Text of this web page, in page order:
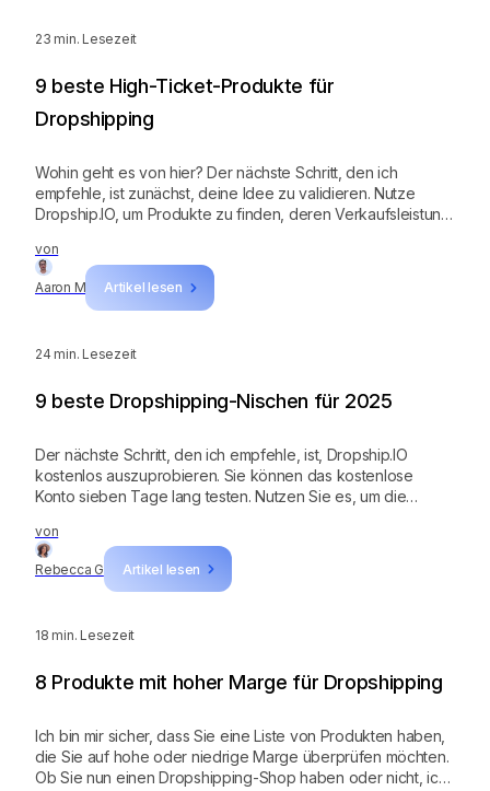
23 min. Lesezeit
von
Aaron M Artikel lesen
9 beste High-Ticket-Produkte für
Dropshipping
Wohin geht es von hier? Der nächste Schritt, den ich
empfehle, ist zunächst, deine Idee zu validieren. Nutze
Dropship.IO, um Produkte zu finden, deren Verkaufsleistung
Dropship.IO ist 7 Tage lang kostenlos verfügbar – probiere
es jetzt aus!
24 min. Lesezeit
von
Rebecca G Artikel lesen
9 beste Dropshipping-Nischen für 2025
Der nächste Schritt, den ich empfehle, ist, Dropship.IO
kostenlos auszuprobieren. Sie können das kostenlose
Konto sieben Tage lang testen. Nutzen Sie es, um die
wichtiger ist, dass Sie das Tool nutzen, um Ihre
Konkurrenten auszuspionieren. Bevor Sie starten, schlage
ich vor, dass Sie die Nischen auflisten, die Sie für
Schritten in diesem Artikel, wie Sie gewinnende Produkte
welche Nische Sie für Ihren Dropshipping-Shop wählen!
18 min. Lesezeit
8 Produkte mit hoher Marge für Dropshipping
Ich bin mir sicher, dass Sie eine Liste von Produkten haben,
die Sie auf hohe oder niedrige Marge überprüfen möchten.
Ob Sie nun einen Dropshipping-Shop haben oder nicht, ich